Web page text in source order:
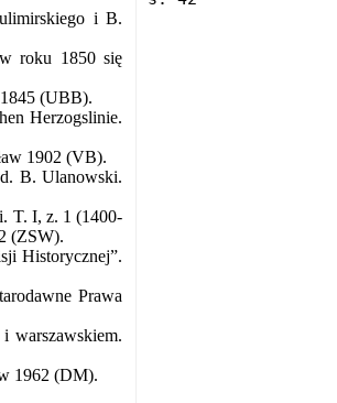
i B.
roku 1850 się
(UBB).
Herzogslinie.
1902 (VB).
B. Ulanowski.
T. I, z. 1 (1400-
(ZSW).
Historycznej”.
Prawa
warszawskiem.
1962 (DM).